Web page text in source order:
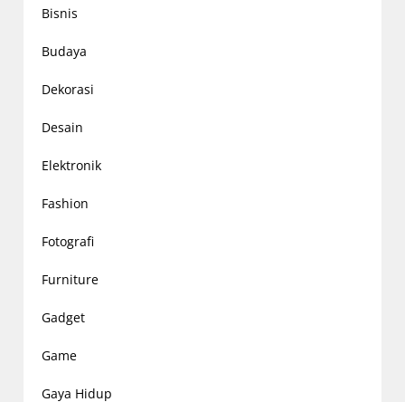
Bisnis
Budaya
Dekorasi
Desain
Elektronik
Fashion
Fotografi
Furniture
Gadget
Game
Gaya Hidup